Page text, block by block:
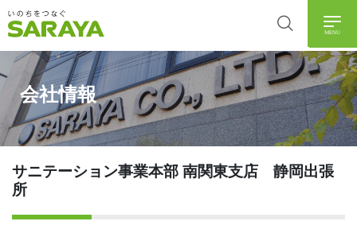
MENU
会社情報
サニテーション事業本部 南関東支店 静岡出張
所